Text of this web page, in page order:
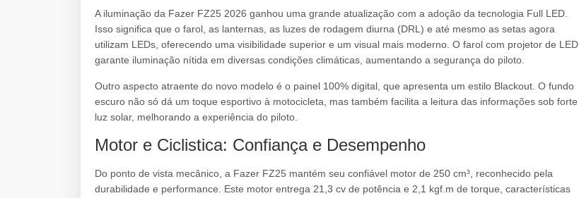
A iluminação da Fazer FZ25 2026 ganhou uma grande atualização com a adoção da tecnologia Full LED.
Isso significa que o farol, as lanternas, as luzes de rodagem diurna (DRL) e até mesmo as setas agora
utilizam LEDs, oferecendo uma visibilidade superior e um visual mais moderno. O farol com projetor de LED
garante iluminação nítida em diversas condições climáticas, aumentando a segurança do piloto.
Outro aspecto atraente do novo modelo é o painel 100% digital, que apresenta um estilo Blackout. O fundo
escuro não só dá um toque esportivo à motocicleta, mas também facilita a leitura das informações sob forte
luz solar, melhorando a experiência do piloto.
Motor e Ciclistica: Confiança e Desempenho
Do ponto de vista mecânico, a Fazer FZ25 mantém seu confiável motor de 250 cm³, reconhecido pela
durabilidade e performance. Este motor entrega 21,3 cv de potência e 2,1 kgf.m de torque, características